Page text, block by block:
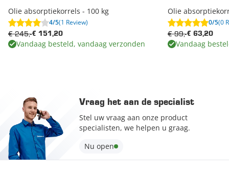
Olie absorptiekorrels - 100 kg
4/5(1 Review)
€ 151,20
€ 245,-
Vandaag besteld, vandaag verzonden
Olie
0/5(0
€ 63,20
€ 99,-
Vandaag
Vraag het aan de specialist
Stel uw vraag aan onze product
specialisten, we helpen u graag.
Nu open